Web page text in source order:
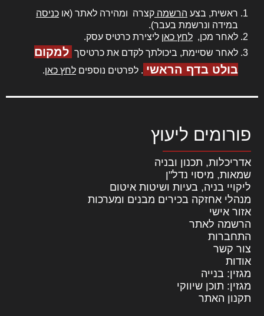
ראשית, בצע הרשמה קצרה ומהירה לאתר (או כניסה
במידה ונרשמת בעבר).
לאחר מכן, לחץ כאן ליצירת כרטיס עסק.
לאחר שסיימת, ביכולתך לקדם את כרטיסך למקום
בולט בדף הראשי . לפרטים נוספים לחץ כאן.
פורומים ליעוץ
אדריכלות, תכנון ובניה
שמאות, מיסוי נדל"ן
ליקויי בניה, בעיות ושיטות איטום
מנהלי אחזקה בכירים מבנים ומערכות
אזור אישי
הרשמה לאתר
התחברות
צור קשר
אודות
מגזין: בנייה
מגזין: תוכן שיווקי
תקנון האתר